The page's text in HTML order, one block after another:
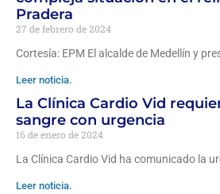
Pradera
27 de febrero de 2024
Cortesía: EPM El alcalde de Medellín y
Leer noticia.
La Clínica Cardio Vid
sangre con urgencia
16 de enero de 2024
La Clínica Cardio Vid ha comunicado la
Leer noticia.